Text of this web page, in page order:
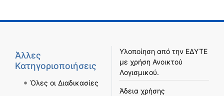
Άλλες
Κατηγοριοποιήσεις
Όλες οι Διαδικασίες
Υλοποίηση από την ΕΔΥΤΕ
με χρήση Ανοικτού
Λογισμικού.
Άδεια χρήσης